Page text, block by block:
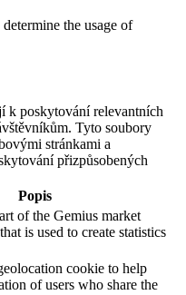
the usage of
k poskytování relevantních
Tyto soubory
stránkami a
přizpůsobených
Popis
of the Gemius market
is used to create statistics
cookie to help
of users who share the